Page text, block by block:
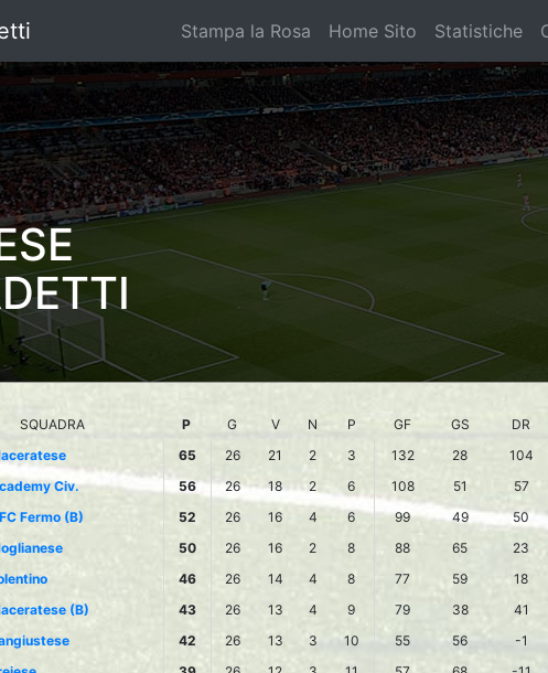
Stampa la Rosa Home Sito Statistiche
SQUADRA P G V N P GF GS
DR
65 26 21 2 3 132 28
104
Civ.
56 26 18 2 6 108 51
57
Fermo (B)
52 26 16 4 6 99 49
50
50 26 16 2 8 88 65
23
46 26 14 4 8 77 59
18
(B)
43 26 13 4 9 79 38
41
42 26 13 3 10 55 56
-1